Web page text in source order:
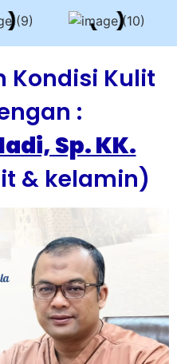
Kondisi Kulit
:
Sp. KK.
& kelamin)